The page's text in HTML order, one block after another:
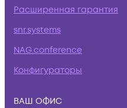
Расширенная гарантия
snr.systems
NAG.conference
Конфигураторы
ВАШ ОФИС